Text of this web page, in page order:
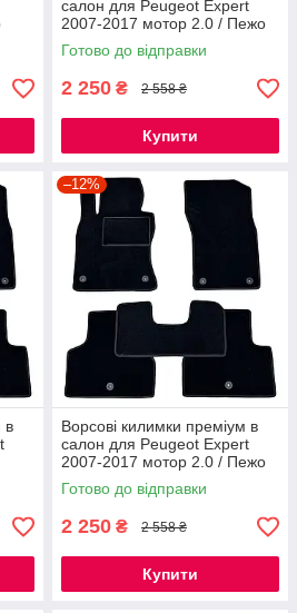
салон для Peugeot Expert
2007-2017 мотор 2.0 / Пежо
Експерт килимки
Готово до відправки
2 250 ₴ 2 558 ₴
Купити
в
–12%
Ворсові килимки преміум в
салон для Peugeot Expert
2007-2017 мотор 2.0 / Пежо
Експерт
Готово до відправки
2 250 ₴ 2 558 ₴
Купити